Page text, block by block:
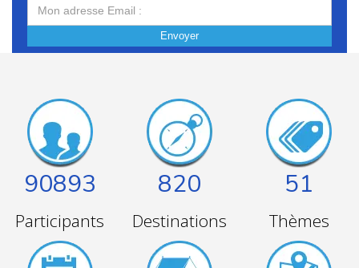
Envoyer
90893
Participants
820
Destinations
51
Thèmes